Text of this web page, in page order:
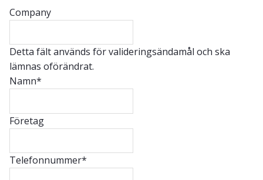
Company
Detta fält används för valideringsändamål och ska
lämnas oförändrat.
Namn*
Företag
Telefonnummer*